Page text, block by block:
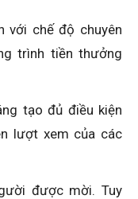
với chế độ chuyên
trình tiền thưởng
tạo đủ điều kiện
lượt xem của các
được mời. Tuy